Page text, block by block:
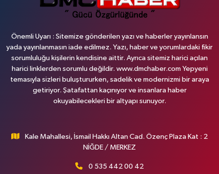
Önemli Uyarı : Sitemize gönderilen yazı ve haberler yayınlansın
yada yayınlanmasın iade edilmez. Yazı, haber ve yorumlardaki fikir
sorumluluğu kişilerin kendisine aittir. Ayrıca sitemiz harici açılan
harici linklerden sorumlu değildir. www.dmchaber.com Yepyeni
temasıyla sizleri buluştururken, sadelik ve modernizmi bir araya
getiriyor. Şatafattan kaçınıyor ve insanlara haber
okuyabilecekleri bir altyapı sunuyor.
Kale Mahallesi, İsmail Hakkı Altan Cad. Özenç Plaza Kat : 2
NİĞDE / MERKEZ
0 535 442 00 42